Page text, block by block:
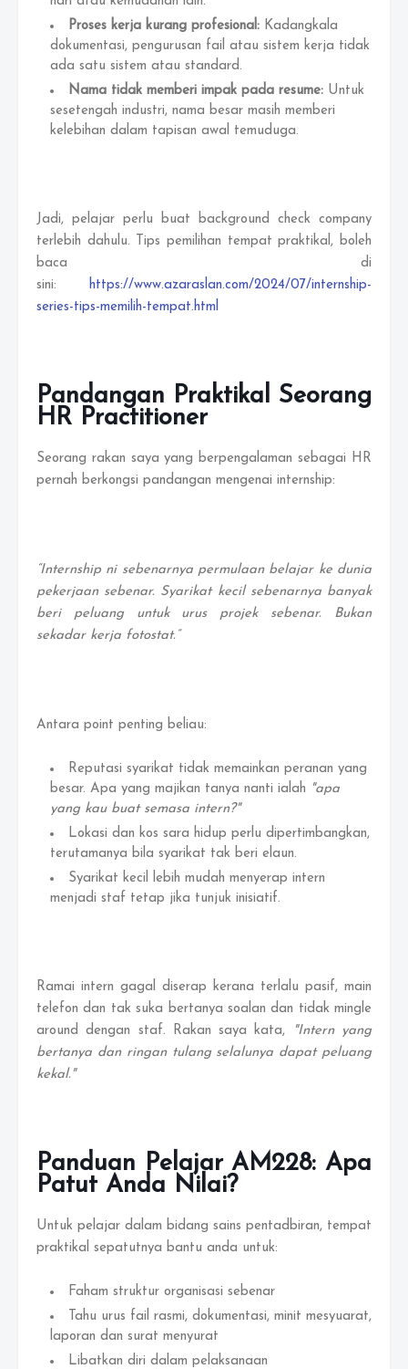
Proses kerja kurang profesional: Kadangkala
dokumentasi, pengurusan fail atau sistem kerja tidak
ada satu sistem atau standard.
Nama tidak memberi impak pada resume: Untuk
sesetengah industri, nama besar masih memberi
kelebihan dalam tapisan awal temuduga.
Jadi, pelajar perlu buat background check company
terlebih dahulu. Tips pemilihan tempat praktikal, boleh
baca di
sini: https://www.azaraslan.com/2024/07/internship-
series-tips-memilih-tempat.html
Pandangan Praktikal Seorang
HR Practitioner
Seorang rakan saya yang berpengalaman sebagai HR
pernah berkongsi pandangan mengenai internship:
“Internship ni sebenarnya permulaan belajar ke dunia
pekerjaan sebenar. Syarikat kecil sebenarnya banyak
beri peluang untuk urus projek sebenar. Bukan
sekadar kerja fotostat.”
Antara point penting beliau:
Reputasi syarikat tidak memainkan peranan yang
besar. Apa yang majikan tanya nanti ialah "apa
yang kau buat semasa intern?"
Lokasi dan kos sara hidup perlu dipertimbangkan,
terutamanya bila syarikat tak beri elaun.
Syarikat kecil lebih mudah menyerap intern
menjadi staf tetap jika tunjuk inisiatif.
Ramai intern gagal diserap kerana terlalu pasif, main
telefon dan tak suka bertanya soalan dan tidak mingle
around dengan staf. Rakan saya kata,
"Intern yang
bertanya dan ringan tulang selalunya dapat peluang
kekal."
Panduan Pelajar AM228: Apa
Patut Anda Nilai?
Untuk pelajar dalam bidang sains pentadbiran, tempat
praktikal sepatutnya bantu anda untuk:
Faham struktur organisasi sebenar
Tahu urus fail rasmi, dokumentasi, minit mesyuarat,
laporan dan surat menyurat
Libatkan diri dalam pelaksanaan